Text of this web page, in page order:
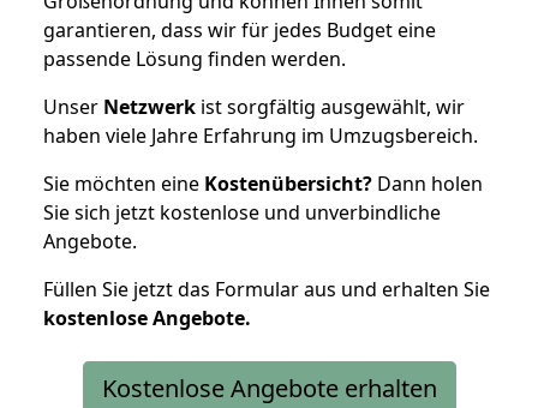
garantieren, dass wir für jedes Budget eine
passende Lösung finden werden.
Unser Netzwerk ist sorgfältig ausgewählt, wir
haben viele Jahre Erfahrung im Umzugsbereich.
Sie möchten eine Kostenübersicht? Dann holen
Sie sich jetzt kostenlose und unverbindliche
Angebote.
Füllen Sie jetzt das Formular aus und erhalten Sie
kostenloseAngebote.
Kostenlose Angebote erhalten